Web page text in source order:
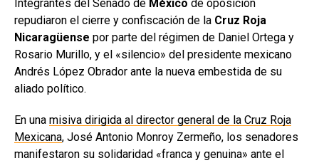
Integrantes del Senado de México de oposición
repudiaron el cierre y confiscación de la Cruz Roja
Nicaragüense por parte del régimen de Daniel Ortega y
Rosario Murillo, y el «silencio» del presidente mexicano
Andrés López Obrador ante la nueva embestida de su
aliado político.
En una misiva dirigida al director general de la Cruz Roja
Mexicana, José Antonio Monroy Zermeño, los senadores
manifestaron su solidaridad «franca y genuina» ante el